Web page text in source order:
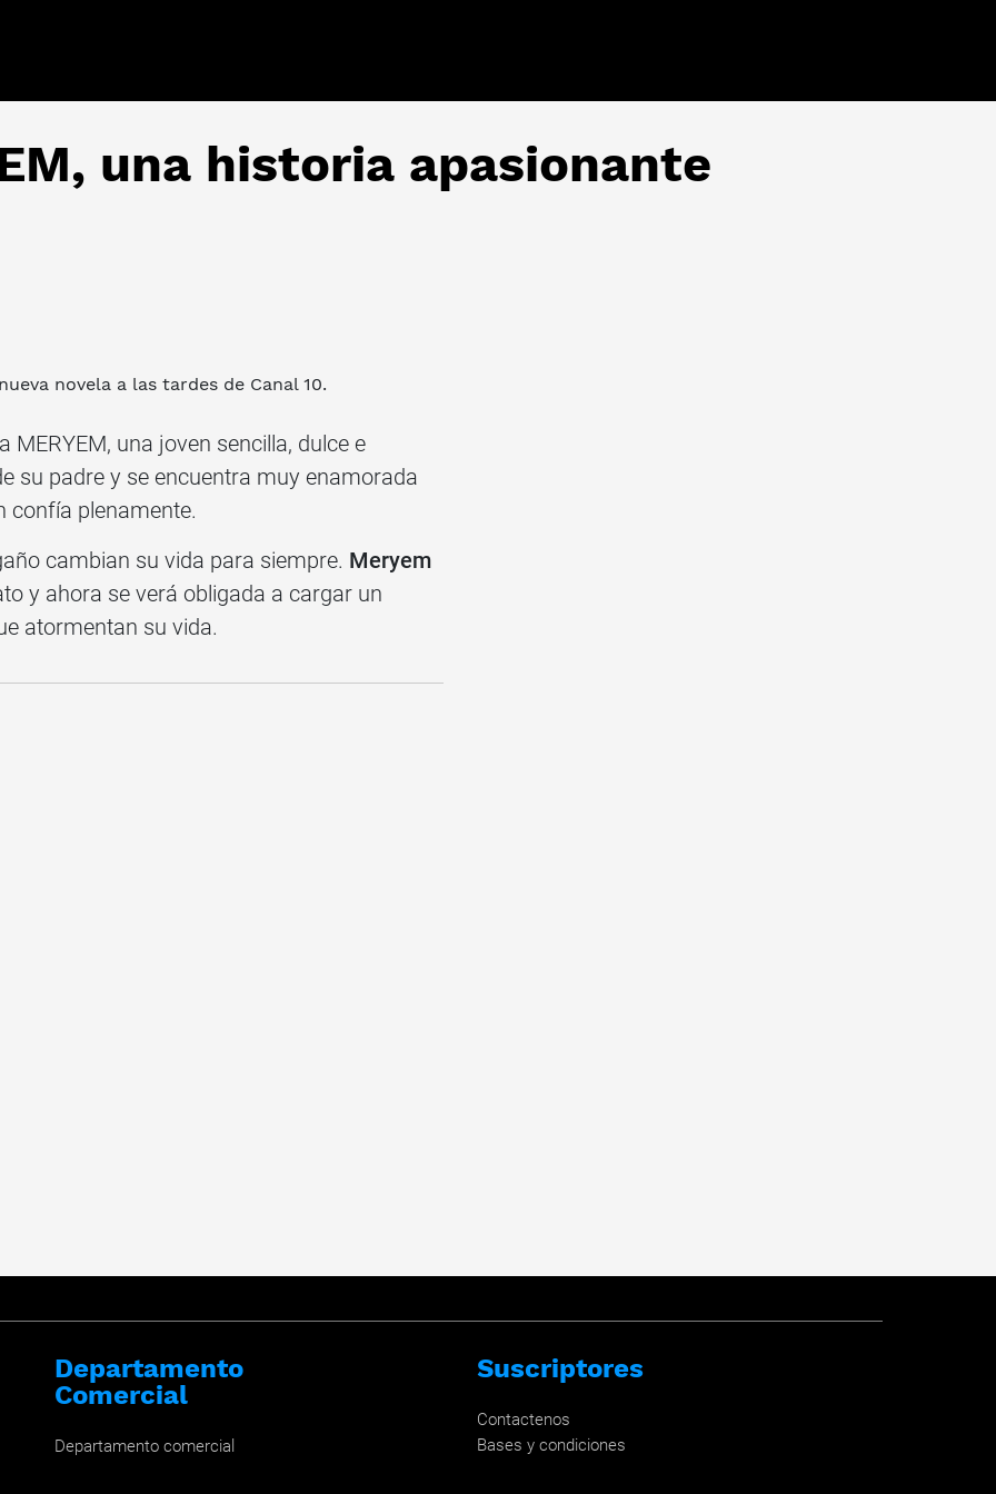
una historia apasionante
novela a las tardes de Canal 10.
una joven sencilla, dulce e
su padre y se encuentra muy enamorada
confía plenamente.
cambian su vida para siempre. Meryem
y ahora se verá obligada a cargar un
atormentan su vida.
Departamento
Comercial
Departamento comercial
Suscriptores
Contactenos
Bases y condiciones